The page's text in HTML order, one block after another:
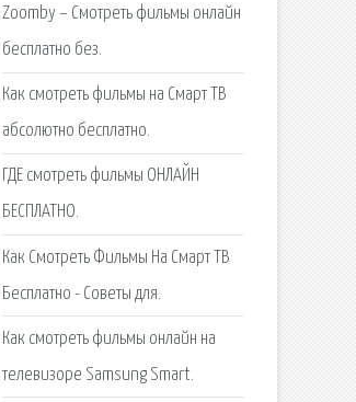
Zoomby – Смотреть фильмы онлайн
бесплатно без.
Как смотреть фильмы на Смарт ТВ
абсолютно бесплатно.
ГДЕ смотреть фильмы ОНЛАЙН
БЕСПЛАТНО.
Как Смотреть Фильмы На Смарт ТВ
Бесплатно - Советы для.
Как смотреть фильмы онлайн на
телевизоре Samsung Smart.